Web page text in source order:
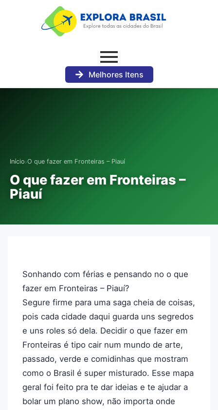
Melhores Itens
Início›O que fazer em Fronteiras – Piauí
O que fazer em Fronteiras –
Piauí
Sonhando com férias e pensando no o que
fazer em Fronteiras – Piauí?
Segure firme para uma saga cheia de coisas,
pois cada cidade daqui guarda uns segredos
e uns roles só dela. Decidir o que fazer em
Fronteiras é tipo cair num mundo de arte,
passado, verde e comidinhas que mostram
como o Brasil é super misturado. Esse mapa
geral foi feito pra te dar ideias e te ajudar a
bolar um plano show, não importa onde